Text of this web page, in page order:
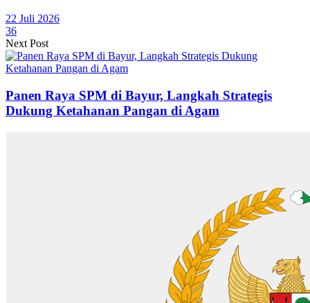
22 Juli 2026
36
Next Post
Panen Raya SPM di Bayur, Langkah Strategis
Dukung Ketahanan Pangan di Agam